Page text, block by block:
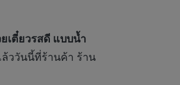
เตี๋ยวรสดี แบบน้ำ
ววันนี้ที่ร้านค้า ร้าน